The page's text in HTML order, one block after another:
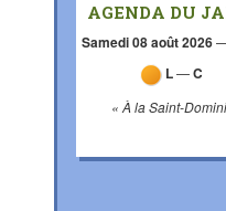
AGENDA DU
Samedi 08 août 2026
L—C
« À la Saint-